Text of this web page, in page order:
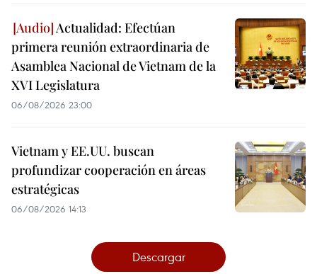
Actualidad: Efectúan
primera reunión extraordinaria de
Asamblea Nacional de Vietnam de la
XVI Legislatura
06/08/2026 23:00
Vietnam y EE.UU. buscan
profundizar cooperación en áreas
estratégicas
06/08/2026 14:13
Descargar